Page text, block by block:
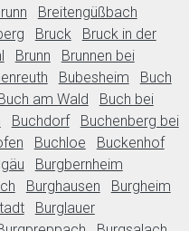
Breitengüßbach
Bruck
Bruck in der
Brunn
Brunnen bei
Bubesheim
Buch
am Wald
Buch bei
Buchdorf
Buchenberg bei
Buchloe
Buckenhof
Burgbernheim
Burghausen
Burgheim
Burglauer